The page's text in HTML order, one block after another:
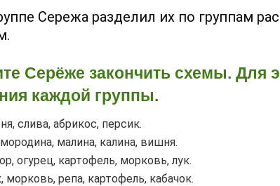
Сережа разделил их по группам
Серёже закончить схемы. Для
каждой группы.
слива, абрикос, персик.
малина, калина, вишня.
огурец, картофель, морковь, лук.
морковь, репа, картофель, кабачок.